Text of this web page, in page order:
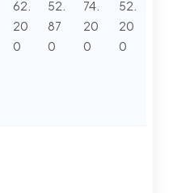
62.
20
0
52.
87
0
74.
20
0
52.
20
0